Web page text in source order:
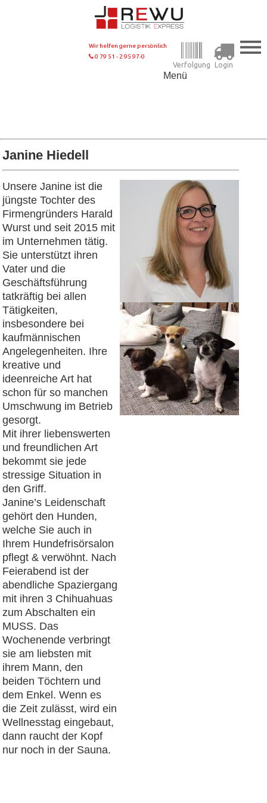
Wir helfen gerne persönlich
0 79 51 - 2 95 97-0
Verfolgung Login
Menü
Janine Hiedell
Unsere Janine ist die
jüngste Tochter des
Firmengründers Harald
Wurst und seit 2015 mit
im Unternehmen tätig.
Sie unterstützt ihren
Vater und die
Geschäftsführung
tatkräftig bei allen
Tätigkeiten,
insbesondere bei
kaufmännischen
Angelegenheiten. Ihre
kreative und
ideenreiche Art hat
schon für so manchen
Umschwung im Betrieb
gesorgt.
Mit ihrer liebenswerten
und freundlichen Art
bekommt sie jede
stressige Situation in
den Griff.
Janine’s Leidenschaft
gehört den Hunden,
welche Sie auch in
Ihrem Hundefrisörsalon
pflegt & verwöhnt. Nach
Feierabend ist der
abendliche Spaziergang
mit ihren 3 Chihuahuas
zum Abschalten ein
MUSS. Das
Wochenende verbringt
sie am liebsten mit
ihrem Mann, den
beiden Töchtern und
dem Enkel. Wenn es
die Zeit zulässt, wird ein
Wellnesstag eingebaut,
dann raucht der Kopf
nur noch in der Sauna.